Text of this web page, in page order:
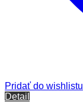
Pridať do wishlistu
Detail